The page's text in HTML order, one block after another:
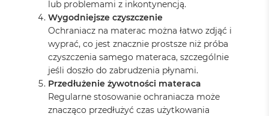
lub problemami z inkontynencją.
Wygodniejsze czyszczenie
Ochraniacz na materac można łatwo zdjąć i
wyprać, co jest znacznie prostsze niż próba
czyszczenia samego materaca, szczególnie
jeśli doszło do zabrudzenia płynami.
Przedłużenie żywotności materaca
Regularne stosowanie ochraniacza może
znacząco przedłużyć czas użytkowania